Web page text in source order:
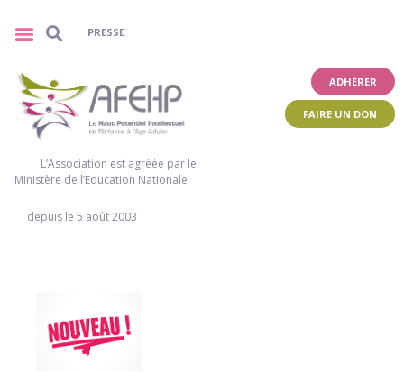
PRESSE
L’Association est agréée par le
Ministère de l’Education Nationale
depuis le 5 août 2003
ADHÉRER
FAIRE UN DON